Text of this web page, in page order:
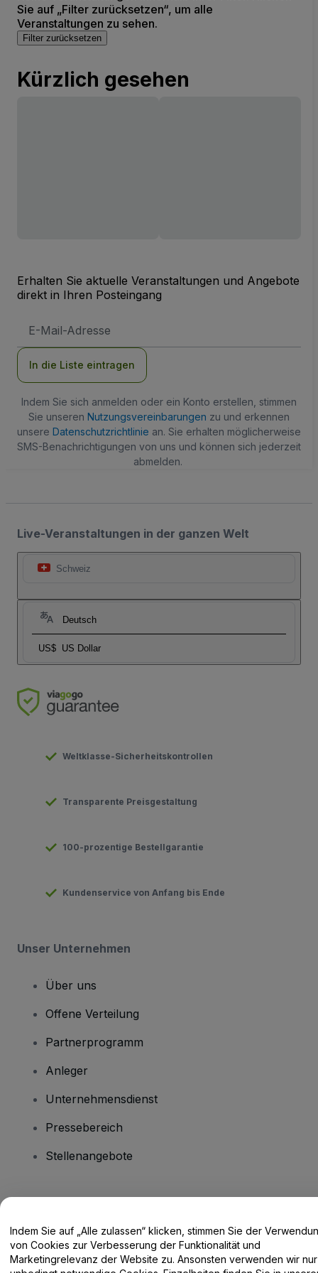
Sie auf „Filter zurücksetzen“, um alle
Veranstaltungen zu sehen.
Filter zurücksetzen
Kürzlich gesehen
Erhalten Sie aktuelle Veranstaltungen und Angebote
direkt in Ihren Posteingang
Mail-
In die Liste eintragen
Indem Sie sich anmelden oder ein Konto erstellen, stimmen
Sie unseren Nutzungsvereinbarungen zu und erkennen
unsere Datenschutzrichtlinie an. Sie erhalten möglicherweise
SMS-Benachrichtigungen von uns und können sich jederzeit
abmelden.
Live-Veranstaltungen in der ganzen Welt
Schweiz
Deutsch
US$ US Dollar
Weltklasse-Sicherheitskontrollen
Transparente Preisgestaltung
100-prozentige Bestellgarantie
Kundenservice von Anfang bis Ende
Unser Unternehmen
Über uns
Offene Verteilung
Partnerprogramm
Anleger
Unternehmensdienst
Pressebereich
Stellenangebote
Hilfe-Center / Kontakt
Indem Sie auf „Alle zulassen“ klicken, stimmen Sie der
von Cookies zur Verbesserung der Funktionalität und
Marketingrelevanz der Website zu. Ansonsten verwenden wir nur